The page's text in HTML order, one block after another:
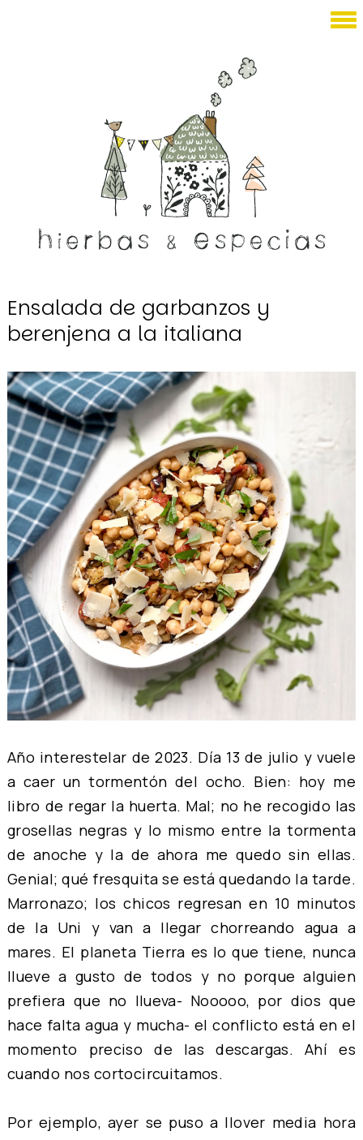
Ensalada de garbanzos y
berenjena a la italiana
Año interestelar de 2023. Día 13 de julio y vuele
a caer un tormentón del ocho. Bien: hoy me
libro de regar la huerta. Mal; no he recogido las
grosellas negras y lo mismo entre la tormenta
de anoche y la de ahora me quedo sin ellas.
Genial; qué fresquita se está quedando la tarde.
Marronazo; los chicos regresan en 10 minutos
de la Uni y van a llegar chorreando agua a
mares. El planeta Tierra es lo que tiene, nunca
llueve a gusto de todos y no porque alguien
prefiera que no llueva- Nooooo, por dios que
hace falta agua y mucha- el conflicto está en el
momento preciso de las descargas. Ahí es
cuando nos cortocircuitamos.
Por ejemplo, ayer se puso a llover media hora